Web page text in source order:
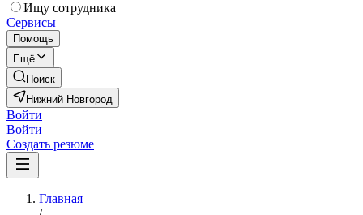
Ищу сотрудника
Сервисы
Помощь
Ещё
Поиск
Нижний Новгород
Войти
Войти
Создать резюме
Главная